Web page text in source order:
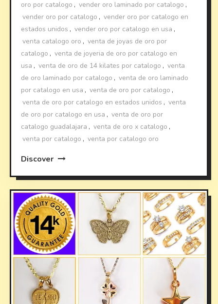
oro por catalogo , vender oro laminado por catalogo ,
vender oro por catalogo , vender oro por catalogo en
estados unidos , vender oro por catalogo en usa ,
venta catalogo oro , venta de joyas de oro por
catalogo , venta de joyeria de oro por catalogo en
usa , venta de oro de 14 kilates por catalogo , venta
de oro laminado por catalogo , venta de oro laminado
por catalogo en usa , venta de oro por catalogo ,
venta de oro por catalogo en estados unidos , venta
de oro por catalogo en usa , venta de oro por
catalogo guadalajara , venta de oro x catalogo ,
venta por catalogo , venta por catalogo oro
Discover